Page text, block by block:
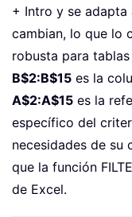
+ Intro y se
cambian, lo que lo
robusta para
B$2:B$15 es la
A$2:A$15 es la
específico del
necesidades de su
que la función
de Excel.